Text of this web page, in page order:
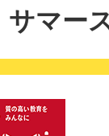
サマー